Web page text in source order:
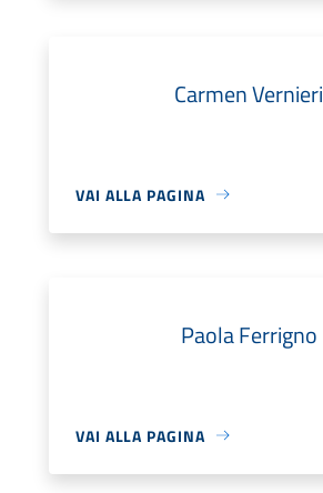
Carmen Vernieri
VAI ALLA PAGINA
Paola Ferrigno
VAI ALLA PAGINA